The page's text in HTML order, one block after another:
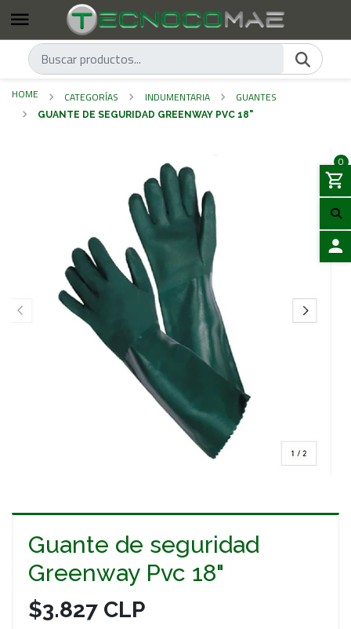
0
HOME CATEGORÍAS INDUMENTARIA GUANTES
GUANTE DE SEGURIDAD GREENWAY PVC 18"
Guante de seguridad
Greenway Pvc 18"
$3.827 CLP